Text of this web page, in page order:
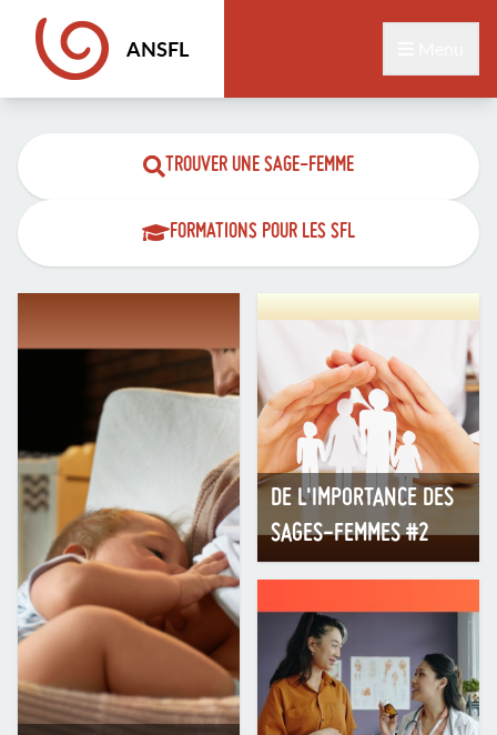
ANSFL
TROUVER UNE SAGE-FEMME
FORMATIONS POUR LES SFL
DE L'IMPORTANCE DES
SAGES-FEMMES #2